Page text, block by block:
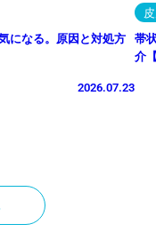
になる。原因と対処方
2026.07.23
帯
介